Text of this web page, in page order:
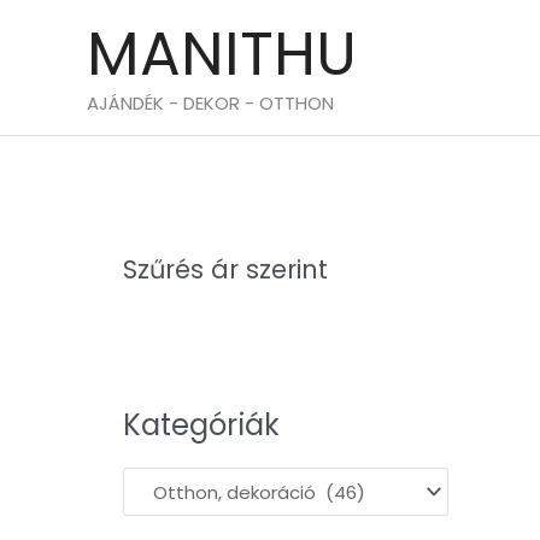
MANITHU
AJÁNDÉK - DEKOR - OTTHON
Szűrés ár szerint
Kategóriák